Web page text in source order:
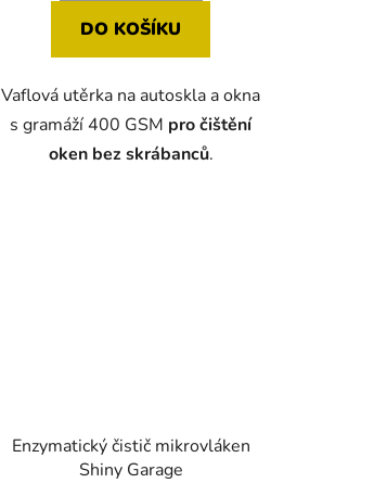
DO KOŠÍKU
Vaflová utěrka na autoskla a okna
s gramáží 400 GSM pro čištění
oken bez skrábanců.
Enzymatický čistič mikrovláken
Shiny Garage